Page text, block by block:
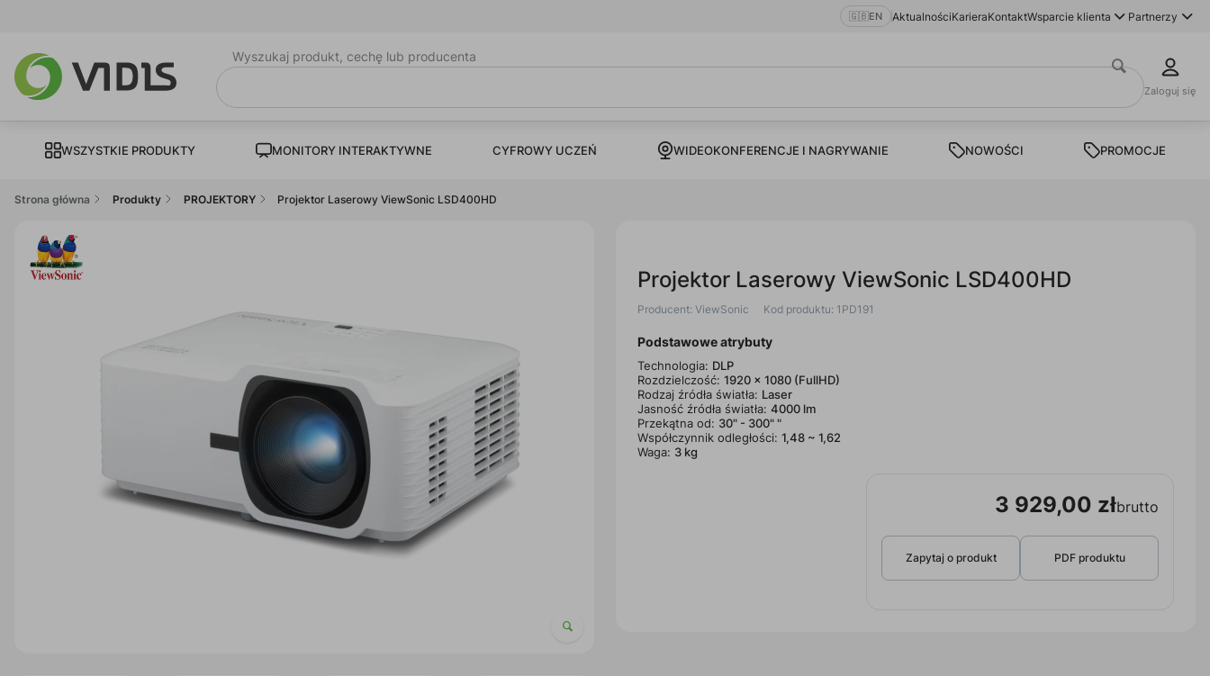
🇬🇧EN AktualnościKarieraKontaktWsparcie klienta Partnerzy
Wyszukaj produkt, cechę lub producenta
Zaloguj się
WSZYSTKIE PRODUKTY MONITORY INTERAKTYWNE CYFROWY UCZEŃ WIDEOKONFERENCJE I NAGRYWANIE NOWOŚCI PROMOCJE
Strona główna Produkty PROJEKTORY Projektor Laserowy ViewSonic LSD400HD
Projektor Laserowy ViewSonic LSD400HD
Producent: ViewSonic Kod produktu: 1PD191
Podstawowe atrybuty
Technologia: DLP
Rozdzielczość: 1920 x 1080 (FullHD)
Rodzaj źródła światła: Laser
Jasność źródła światła: 4000 lm
Przekątna od: 30" - 300" "
Współczynnik odległości: 1,48 ~ 1,62
Waga: 3 kg
3 929,00 złbrutto
Zapytaj o produkt PDF produktu